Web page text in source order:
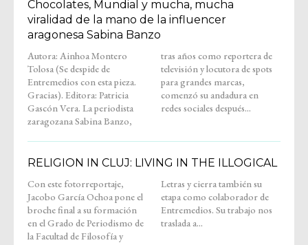
Chocolates, Mundial y mucha, mucha
viralidad de la mano de la influencer
aragonesa Sabina Banzo
Autora: Ainhoa Montero
Tolosa (Se despide de
Entremedios con esta pieza.
Gracias). Editora: Patricia
Gascón Vera. La periodista
zaragozana Sabina Banzo,
tras años como reportera de
televisión y locutora de spots
para grandes marcas,
comenzó su andadura en
redes sociales después...
RELIGION IN CLUJ: LIVING IN THE ILLOGICAL
Con este fotorreportaje,
Jacobo García Ochoa pone el
broche final a su formación
en el Grado de Periodismo de
la Facultad de Filosofía y
Letras y cierra también su
etapa como colaborador de
Entremedios. Su trabajo nos
traslada a...